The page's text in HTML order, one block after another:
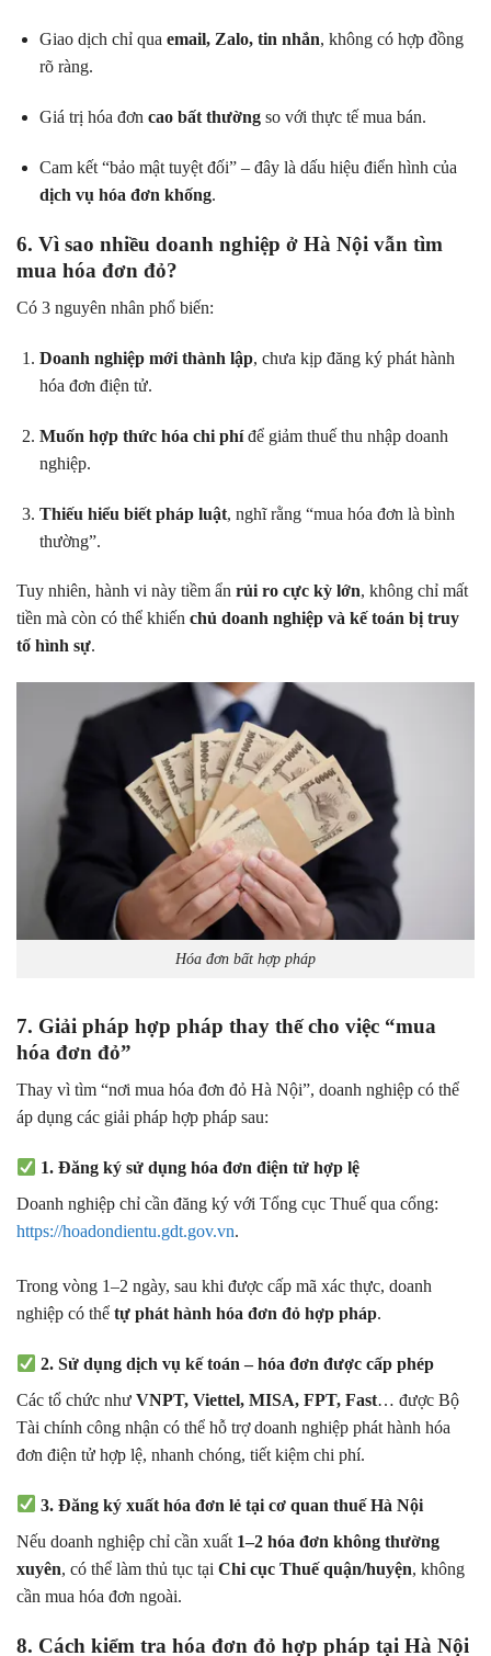
Giao dịch chỉ qua email, Zalo, tin nhắn, không có hợp đồng
rõ ràng.
Giá trị hóa đơn cao bất thườngso với thực tế mua bán.
Cam kết “bảo mật tuyệt đối” – đây là dấu hiệu điển hình của
dịch vụ hóa đơn khống.
6. Vì sao nhiều doanh nghiệp ở Hà Nội vẫn tìm
mua hóa đơn đỏ?
Có 3 nguyên nhân phổ biến:
Doanh nghiệp mới thành lập, chưa kịp đăng ký phát hành
hóa đơn điện tử.
Muốn hợp thức hóa chi phíđể giảm thuế thu nhập doanh
nghiệp.
Thiếu hiểu biết pháp luật, nghĩ rằng “mua hóa đơn là bình
thường”.
Tuy nhiên, hành vi này tiềm ẩn rủi ro cực kỳ lớn, không chỉ mất
tiền mà còn có thể khiến chủ doanh nghiệp và kế toán bị truy
tố hình sự.
Hóa đơn bất hợp pháp
7. Giải pháp hợp pháp thay thế cho việc “mua
hóa đơn đỏ”
Thay vì tìm “nơi mua hóa đơn đỏ Hà Nội”, doanh nghiệp có thể
áp dụng các giải pháp hợp pháp sau:
1. Đăng ký sử dụng hóa đơn điện tử hợp lệ
Doanh nghiệp chỉ cần đăng ký với Tổng cục Thuế qua cổng:
https://hoadondientu.gdt.gov.vn.
Trong vòng 1–2 ngày, sau khi được cấp mã xác thực, doanh
nghiệp có thể tự phát hành hóa đơn đỏ hợp pháp.
2. Sử dụng dịch vụ kế toán – hóa đơn được cấp phép
Các tổ chức như VNPT, Viettel, MISA, FPT, Fast… được Bộ
Tài chính công nhận có thể hỗ trợ doanh nghiệp phát hành hóa
đơn điện tử hợp lệ, nhanh chóng, tiết kiệm chi phí.
3. Đăng ký xuất hóa đơn lẻ tại cơ quan thuế Hà Nội
Nếu doanh nghiệp chỉ cần xuất 1–2 hóa đơn không thường
xuyên, có thể làm thủ tục tại Chi cục Thuế quận/huyện, không
cần mua hóa đơn ngoài.
8. Cách kiểm tra hóa đơn đỏ hợp pháp tại Hà Nội